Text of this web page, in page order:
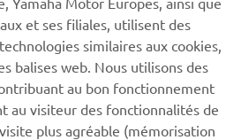
YAMAHA 2024
et ses filiales, utilisent des
similaires aux cookies,
balises web. Nous utilisons des
au bon fonctionnement
au visiteur des fonctionnalités de
plus agréable (mémorisation